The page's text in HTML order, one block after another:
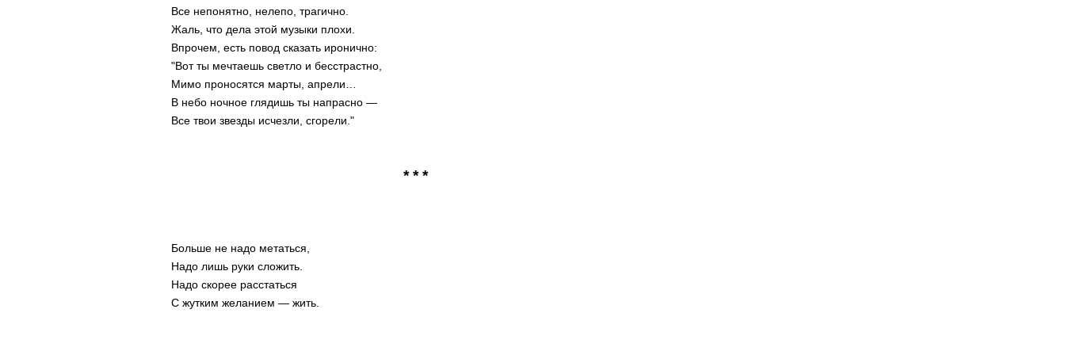
Все непонятно, нелепо, трагично.
Жаль, что дела этой музыки плохи.
Впрочем, есть повод сказать иронично:
"Вот ты мечтаешь светло и бесстрастно,
Мимо проносятся марты, апрели…
В небо ночное глядишь ты напрасно —
Все твои звезды исчезли, сгорели."
* * *
Больше не надо метаться,
Надо лишь руки сложить.
Надо скорее расстаться
С жутким желанием — жить.